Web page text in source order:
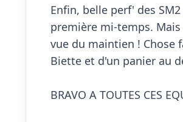
Enfin, belle perf' des
première mi-temps.
vue du maintien ! Chose
Biette et d'un panier au
BRAVO A TOUTES CES